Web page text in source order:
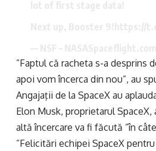
”Faptul că racheta s-a desprins
apoi vom încerca din nou”, au
Angajaţii de la SpaceX au
Elon Musk, proprietarul
altă încercare va fi făcută ”în
”Felicitări echipei SpaceX